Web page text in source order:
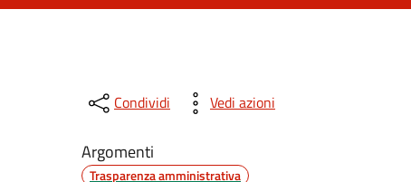
Condividi Vedi azioni
Argomenti
Trasparenza amministrativa